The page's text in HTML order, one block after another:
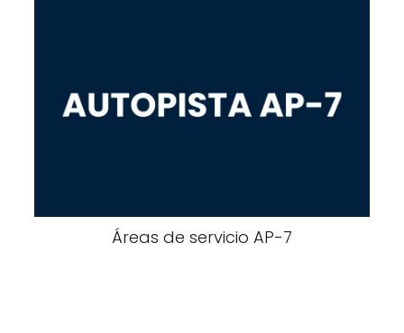
Áreas de servicio AP-​​7